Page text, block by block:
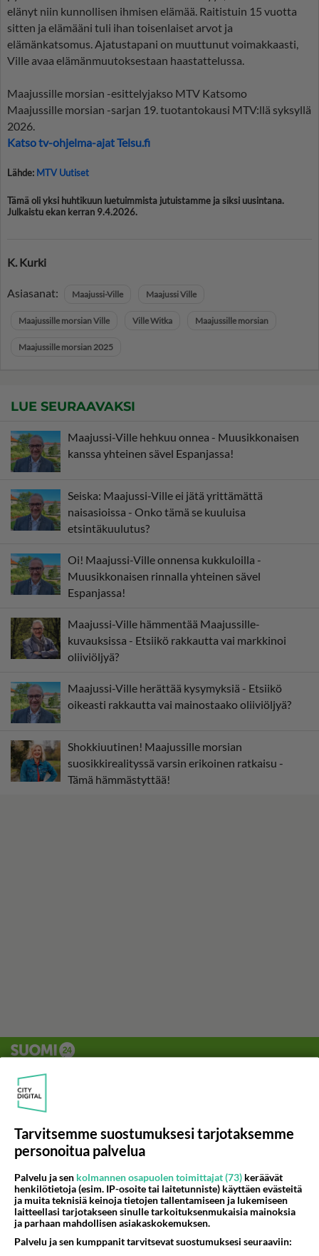
elänyt niin kunnollisen ihmisen elämää. Raitistuin 15 vuotta
sitten ja elämääni tuli ihan toisenlaiset arvot ja
elämänkatsomus. Ajatustapani on muuttunut voimakkaasti,
Ville avaa elämänmuutoksestaan haastattelussa.
Maajussille morsian -esittelyjakso MTV Katsomo
Maajussille morsian -sarjan 19. tuotantokausi MTV:llä syksyllä
2026.
Katso tv-ohjelma-ajat Telsu.fi
Lähde: MTV Uutiset
Tämä oli yksi huhtikuun luetuimmista jutuistamme ja siksi uusintana.
Julkaistu ekan kerran 9.4.2026.
K. Kurki
Asiasanat: Maajussi-Ville Maajussi Ville
Maajussille morsian Ville Ville Witka Maajussille morsian
Maajussille morsian 2025
LUE SEURAAVAKSI
Maajussi-Ville hehkuu onnea - Muusikkonaisen
kanssa yhteinen sävel Espanjassa!
Seiska: Maajussi-Ville ei jätä yrittämättä
naisasioissa - Onko tämä se kuuluisa
etsintäkuulutus?
Oi! Maajussi-Ville onnensa kukkuloilla -
Muusikkonaisen rinnalla yhteinen sävel
Espanjassa!
Maajussi-Ville hämmentää Maajussille-
kuvauksissa - Etsiikö rakkautta vai markkinoi
oliiviöljyä?
Maajussi-Ville herättää kysymyksiä - Etsiikö
oikeasti rakkautta vai mainostaako oliiviöljyä?
Shokkiuutinen! Maajussille morsian
suosikkirealityssä varsin erikoinen ratkaisu -
Tämä hämmästyttää!
Tarvitsemme suostumuksesi tarjotaksemme
personoitua palvelua
Palvelu ja sen kolmannen osapuolen toimittajat (73) keräävät
henkilötietoja (esim. IP-osoite tai laitetunniste) käyttäen evästeitä
ja muita teknisiä keinoja tietojen tallentamiseen ja lukemiseen
laitteellasi tarjotakseen sinulle tarkoituksenmukaisia mainoksia
ja parhaan mahdollisen asiakaskokemuksen.
Palvelu ja sen kumppanit tarvitsevat suostumuksesi seuraaviin: